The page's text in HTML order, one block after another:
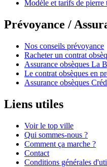
Modèle et tarifs de
Prévoyance /
Nos conseils prévoyance
Racheter un contrat
Assurance obsèques La
Le contrat obsèques en
Assurance obsèques
Liens utiles
Voir le top ville
Qui sommes-nous ?
Comment ça marche ?
Contact
Conditions générales